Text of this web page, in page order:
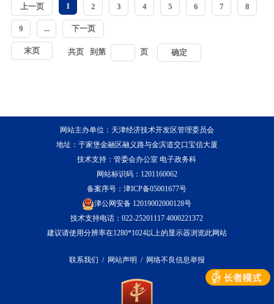
上一页 1 2 3 4 5 6 7 8
9 ... 下一页
末页 共页 到第 页 确定
网站主办单位：天津经济技术开发区管理委员会
地址：于家堡金融区融义路与金滨道交口宝信大厦
技术支持：管委会办公室 电子政务科
网站标识码：1201160062
备案序号：津ICP备05001677号
津公网安备 12019002000128号
技术支持电话：022-25201117 4000221372
建议请使用分辨率在1280*1024以上的显示器浏览此网站
联系我们 / 网站声明 / 网络不良信息举报